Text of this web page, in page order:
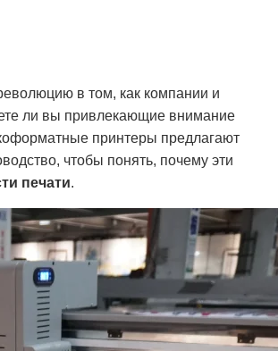
в том, как компании и
ли вы привлекающие внимание
принтеры предлагают
чтобы понять, почему эти
печати.